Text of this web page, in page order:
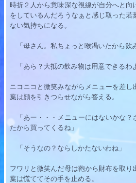
時折２人から意味深な視線が自分へと向
をしているんだろうなぁと感じ取った若
ない気持ちになる。
「母さん。私ちょっと喉渇いたから飲
「あら？大抵の飲み物は用意できるわ
ニコニコと微笑みながらメニューを差し
葉は顔を引きつらせながら答える。
「あー・・・メニューにはないかな？
たから買ってくるね」
「そうなの？ならしかたないわね」
フワリと微笑んだ母は鞄から財布を取り
葉は慌ててその手を止める。